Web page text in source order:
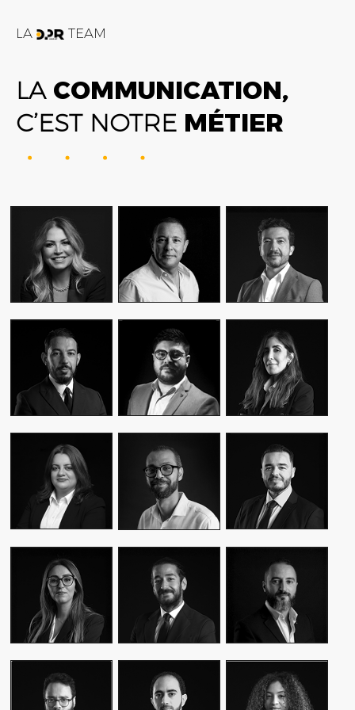
LA TEAM
LACOMMUNICATION,
C’EST NOTRE MÉTIER
FATIME ZOHRA
OUTAGHANI
CEO & FOUNDER
ALEX AXIOTIS
CEO & FOUNDER
AMIN FARES
GENERAL
MANAGER
WASSIM KASSARI
CHIEF FINANCIAL
OFFICER
MALIK IRAQI
MANAGING
DIRECTOR
YASMINE MYRIAM
DIRECTOR OF
OPERATIONS –
PUBLIC RELATIONS
MOUNA EL AZIM
DIRECTOR OF
OPERATIONS
AMINE LAGSSIR
STRATEGY
DIRECTOR
KARIM BENKIRAN
CHIEF CREATIVE
OFFICER
MEKHTOUME
PMO CHANGE &
WALID BAHYA
BUSINESS LEAD
GROUP
SAMI SABER
MEDIA RELATIONS
DIRECTOR